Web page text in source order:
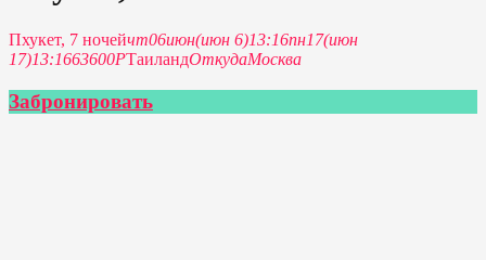
Пхукет, 7 ночейчт06июн(июн 6)13:16пн17(июн
17)13:1663600РТаиландОткудаМосква
Забронировать